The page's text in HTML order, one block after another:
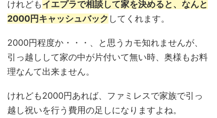
けれどもイエプラで相談して家を決めると、なんと
2000円キャッシュバック してくれます。
2000円程度か・・・、と思うカモ知れませんが、
引っ越しして家の中が片付いて無い時、奥様もお料
理なんて出来ません。
けれども2000円あれば、ファミレスで家族で引っ
越し祝いを行う費用の足しになりますよね。